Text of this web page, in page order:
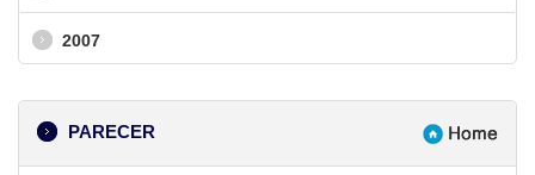
2007
PARECER